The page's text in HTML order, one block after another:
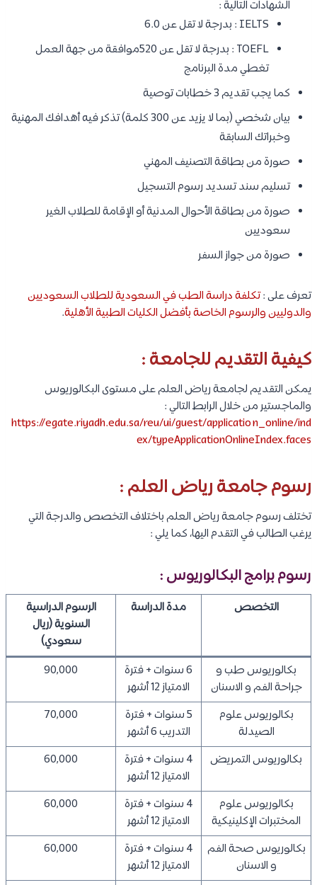
الشهادات التالية :
IELTS : بدرجة لا تقل عن 6.0
TOEFL : بدرجة لا تقل عن 520موافقة من جهة العمل
تغطي مدة البرنامج
كما يجب تقديم 3 خطابات توصية
بيان شخصي (بما لا يزيد عن 300 كلمة) تذكر فيه أهدافك المهنية
وخبراتك السابقة
صورة من بطاقة التصنيف المهني
تسليم سند تسديد رسوم التسجيل
صورة من بطاقة الأحوال المدنية أو الإقامة للطلاب الغير
سعوديين
صورة من جواز السفر
تعرف على :تكلفة دراسة الطب في السعودية للطلاب السعوديين
والدوليين والرسوم الخاصة بأفضل الكليات الطبية الأهلية.
كيفية التقديم للجامعة :
يمكن التقديم لجامعة رياض العلم على مستوى البكالوريوس
والماجستير من خلال الرابط التالي :
https://egate.riyadh.edu.sa/reu/ui/guest/application_online/ind
ex/typeApplicationOnlineIndex.faces
رسوم جامعة رياض العلم :
تختلف رسوم جامعة رياض العلم باختلاف التخصص والدرجة التي
يرغب الطالب في التقدم اليها، كما يلي :
رسوم برامج البكالوريوس :
التخصص مدة الدراسة
الرسوم الدراسية
السنوية (ريال
سعودي)
بكالوريوس طب و
جراحة الفم و الاسنان
6 سنوات + فترة
الامتياز 12 أشهر
90,000
بكالوريوس علوم
الصيدلة
5 سنوات + فترة
التدريب 6 أشهر
70,000
بكالوريوس التمريض
4 سنوات + فترة
الامتياز 12 أشهر
60,000
بكالوريوس علوم
المختبرات الإكلينيكية
4 سنوات + فترة
الامتياز 12 أشهر
60,000
بكالوريوس صحة الفم
و الاسنان
4 سنوات + فترة
الامتياز 12 أشهر
60,000